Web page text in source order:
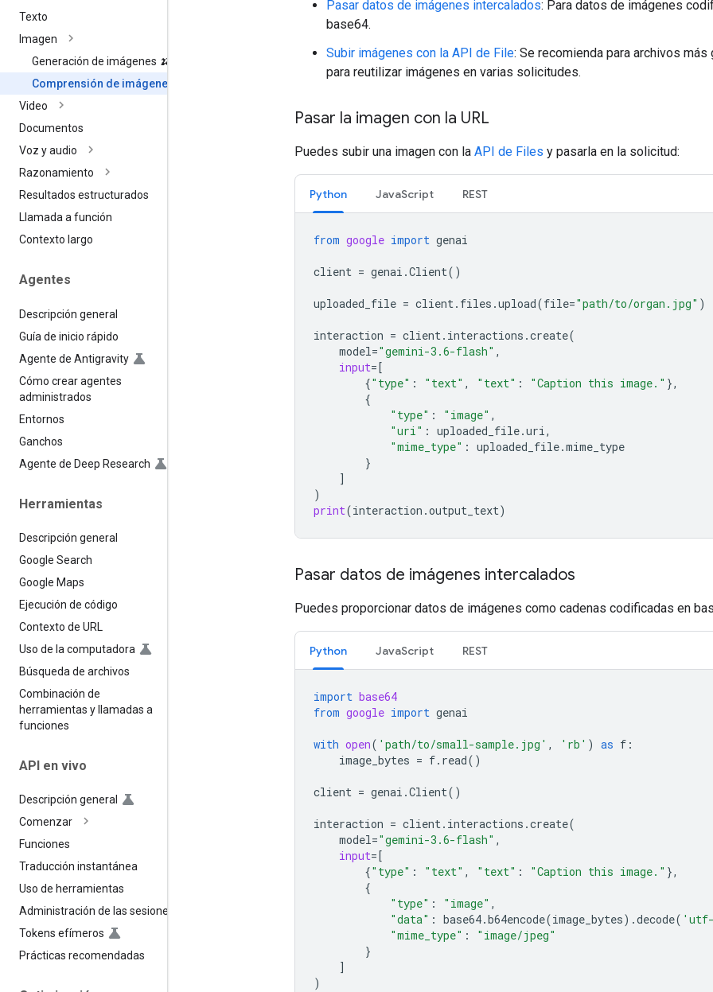
Texto
Imagen
Generación de imágenes 🍌
Comprensión de imágenes
Video
Documentos
Voz y audio
Razonamiento
Resultados estructurados
Llamada a función
Contexto largo
Agentes
Descripción general
Guía de inicio rápido
Agente de Antigravity
Cómo crear agentes
administrados
Entornos
Ganchos
Agente de Deep Research
Herramientas
Descripción general
Google Search
Google Maps
Ejecución de código
Contexto de URL
Uso de la computadora
Búsqueda de archivos
Combinación de
herramientas y llamadas a
funciones
API en vivo
Descripción general
Comenzar
Funciones
Traducción instantánea
Uso de herramientas
Administración de las sesiones
Tokens efímeros
Prácticas recomendadas
Pasar datos de imágenes intercalados: Para datos de imágenes
base64.
Subir imágenes con la API de File: Se recomienda para archivos más
para reutilizar imágenes en varias solicitudes.
Pasar la imagen con la URL
Puedes subir una imagen con la API de Files y pasarla en la solicitud:
Python JavaScript REST
from google import genai
client = genai .Client()
uploaded_file = client. files .upload(file="path/to/organ.jpg" )
interaction = client. interactions .create(
model="gemini-3.6-flash" ,
input=[
{"type" : "text" , "text" : "Caption this image." },
{
"type" : "image" ,
"uri" : uploaded_file.uri,
"mime_type" : uploaded_file.mime_type
}
]
)
print(interaction .output_text)
Pasar datos de imágenes intercalados
Puedes proporcionar datos de imágenes como cadenas codificadas en
Python JavaScript REST
import base64
from google import genai
with open( 'path/to/small-sample.jpg' , 'rb' ) as f :
image_bytes = f. read()
client = genai .Client()
interaction = client. interactions .create(
model="gemini-3.6-flash" ,
input=[
{"type" : "text" , "text" : "Caption this image." },
{
"type" : "image" ,
"data" : base64.b64encode(image_bytes) .decode(
"mime_type" :
"image/jpeg"
}
]
)